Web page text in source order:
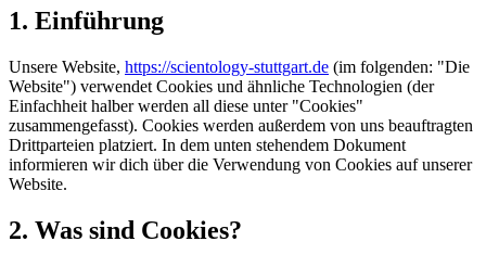
1. Einführung
Unsere Website, https://scientology-stuttgart.de (im folgenden: "Die
Website") verwendet Cookies und ähnliche Technologien (der
Einfachheit halber werden all diese unter "Cookies"
zusammengefasst). Cookies werden außerdem von uns beauftragten
Drittparteien platziert. In dem unten stehendem Dokument
informieren wir dich über die Verwendung von Cookies auf unserer
Website.
2. Was sind Cookies?